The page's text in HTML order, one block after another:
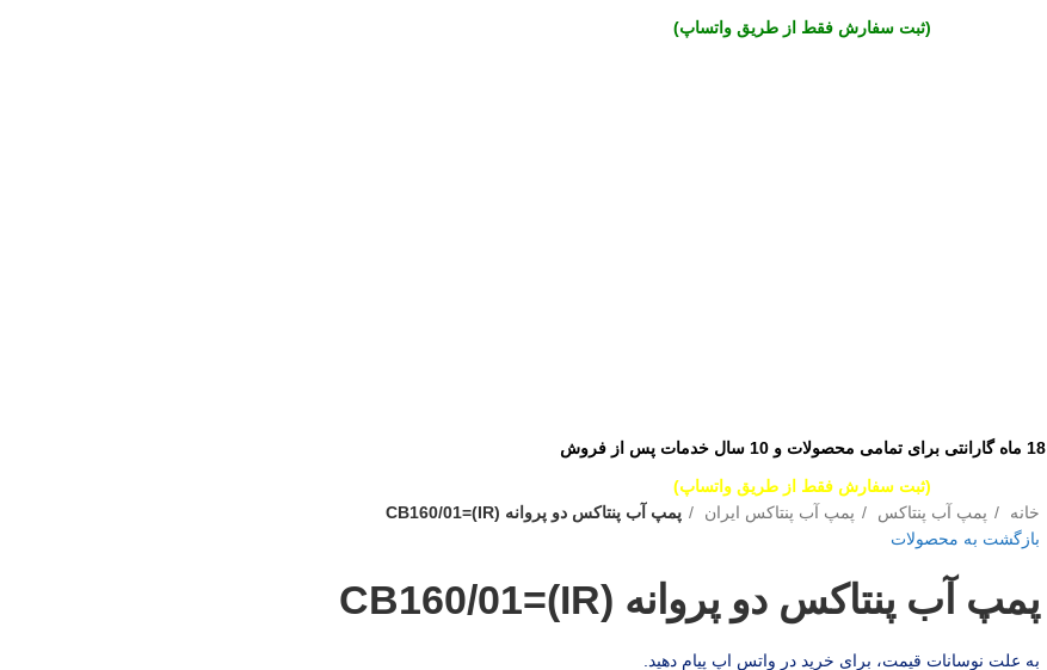
(ثبت سفارش فقط از طریق واتساپ)
18 ماه گارانتی برای تمامی محصولات و 10 سال خدمات پس از فروش
(ثبت سفارش فقط از طریق واتساپ)
خانه پمپ آب پنتاکس پمپ آب پنتاکس ایران
پمپ آب پنتاکس دو پروانه CB160/01=(IR)
بازگشت به محصولات
پمپ آب پنتاکس دو پروانه CB160/01=(IR)
به علت نوسانات قیمت، برای خرید در واتس اپ پیام دهید.